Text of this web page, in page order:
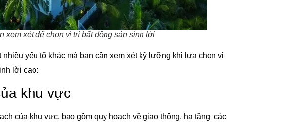
xem xét để chọn vị trí bất động sản sinh lời
nhiều yếu tố khác mà bạn cần xem xét kỹ lưỡng khi lựa chọn vị
lời cao:
khu vực
của khu vực, bao gồm quy hoạch về giao thông, hạ tầng, các